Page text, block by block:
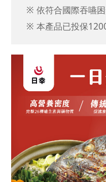
※ 依符合國際吞嚥
※ 本產品已投保